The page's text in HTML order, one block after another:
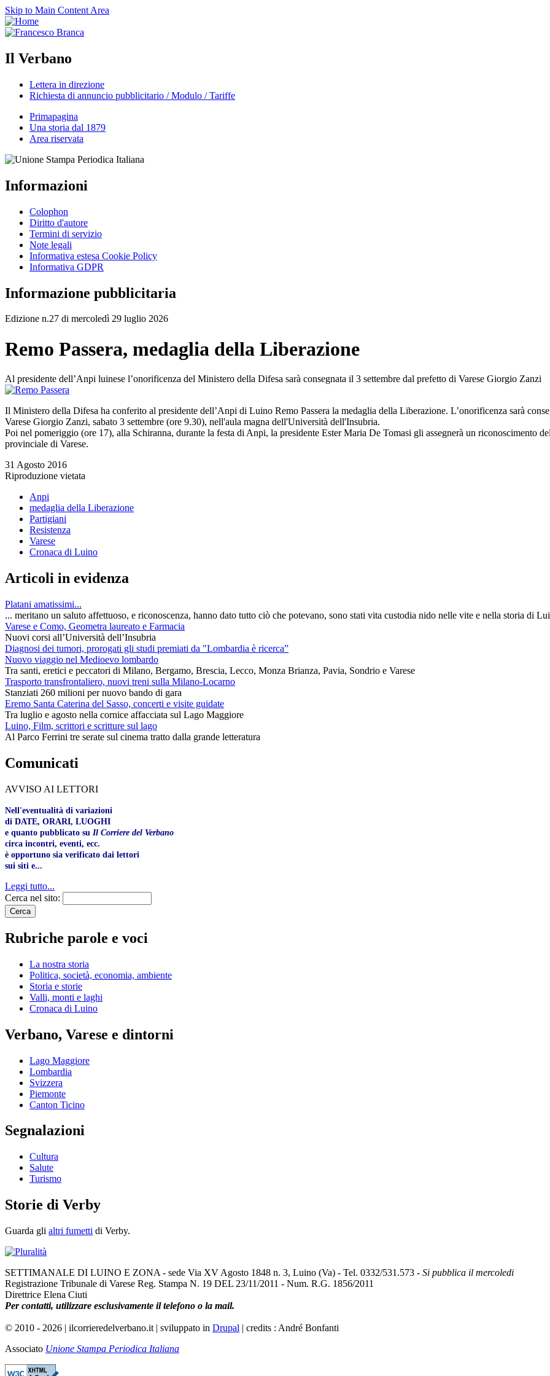
Skip to Main Content Area
Il Verbano
Lettera in direzione
Richiesta di annuncio pubblicitario / Modulo / Tariffe
Primapagina
Una storia dal 1879
Area riservata
Informazioni
Colophon
Diritto d'autore
Termini di servizio
Note legali
Informativa estesa Cookie Policy
Informativa GDPR
Informazione pubblicitaria
Edizione n.27 di mercoledì 29 luglio 2026
Remo Passera, medaglia della Liberazione
Al presidente dell’Anpi luinese l’onorificenza del Ministero della Difesa sarà consegnata il 3 settembre dal prefetto di Varese Giorgio Zanzi
Il Ministero della Difesa ha conferito al presidente dell’Anpi di Luino Remo Passera la medaglia della Liberazione. L’onorificenza sarà
Varese Giorgio Zanzi, sabato 3 settembre (ore 9.30), nell'aula magna dell'Università dell'Insubria.
Poi nel pomeriggio (ore 17), alla Schiranna, durante la festa di Anpi, la presidente Ester Maria De Tomasi gli assegnerà un riconoscimento
provinciale di Varese.
31 Agosto 2016
Riproduzione vietata
Anpi
medaglia della Liberazione
Partigiani
Resistenza
Varese
Cronaca di Luino
Articoli in evidenza
Platani amatissimi...
... meritano un saluto affettuoso, e riconoscenza, hanno dato tutto ciò che potevano, sono stati vita custodia nido nelle vite e nella storia di
Varese e Como, Geometra laureato e Farmacia
Nuovi corsi all’Università dell’Insubria
Diagnosi dei tumori, prorogati gli studi premiati da "Lombardia è ricerca”
Nuovo viaggio nel Medioevo lombardo
Tra santi, eretici e peccatori di Milano, Bergamo, Brescia, Lecco, Monza Brianza, Pavia, Sondrio e Varese
Trasporto transfrontaliero, nuovi treni sulla Milano-Locarno
Stanziati 260 milioni per nuovo bando di gara
Eremo Santa Caterina del Sasso, concerti e visite guidate
Tra luglio e agosto nella cornice affacciata sul Lago Maggiore
Luino, Film, scrittori e scritture sul lago
Al Parco Ferrini tre serate sul cinema tratto dalla grande letteratura
Comunicati
AVVISO AI LETTORI
Nell'eventualità di variazioni
di DATE, ORARI, LUOGHI
e quanto pubblicato su Il Corriere del Verbano
circa incontri, eventi, ecc.
è opportuno sia verificato dai lettori
sui siti e...
Leggi tutto...
Cerca nel sito:
Rubriche parole e voci
La nostra storia
Politica, società, economia, ambiente
Storia e storie
Valli, monti e laghi
Cronaca di Luino
Verbano, Varese e dintorni
Lago Maggiore
Lombardia
Svizzera
Piemonte
Canton Ticino
Segnalazioni
Cultura
Salute
Turismo
Storie di Verby
Guarda gli altri fumetti di Verby.
SETTIMANALE DI LUINO E ZONA - sede Via XV Agosto 1848 n. 3, Luino (Va) - Tel. 0332/531.573 - Si pubblica il mercoledi
Registrazione Tribunale di Varese Reg. Stampa N. 19 DEL 23/11/2011 - Num. R.G. 1856/2011
Direttrice Elena Ciuti
Per contatti, utilizzare esclusivamente il telefono o la mail.
© 2010 - 2026 | ilcorrieredelverbano.it | sviluppato in Drupal | credits : André Bonfanti
Associato Unione Stampa Periodica Italiana